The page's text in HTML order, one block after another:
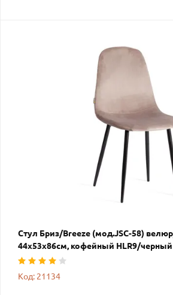
Стул Бриз/Breeze (мод.JSC-58)
44х53х86см, кофейный HLR9/черный
Код: 21134